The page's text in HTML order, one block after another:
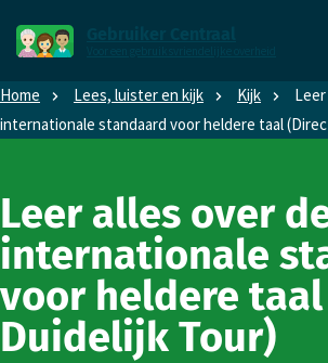
naar
de
homepage
Home Lees, luister en kijk Kijk
internationale standaard voor heldere taal
Leer alles over
internationale
voor heldere
Duidelijk Tour)